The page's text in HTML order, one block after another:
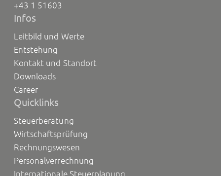
+43 1 51603
Infos
Leitbild und Werte
Entstehung
Kontakt und Standort
Downloads
Career
Quicklinks
Steuerberatung
Wirtschaftsprüfung
Rechnungswesen
Personalverrechnung
Internationale Steuerplanung